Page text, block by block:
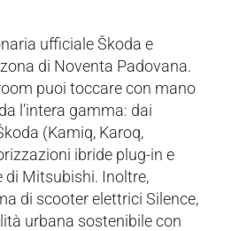
ufficiale Škoda e
di Noventa Padovana.
puoi toccare con mano
l’intera gamma: dai
(Kamiq, Karoq,
ibride plug-in e
di Mitsubishi. Inoltre,
di scooter elettrici Silence,
urbana sostenibile con